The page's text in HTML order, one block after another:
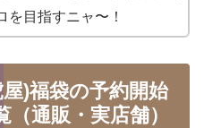
を目指すニャ〜！
)福袋の予約開始
（通販・実店舗）